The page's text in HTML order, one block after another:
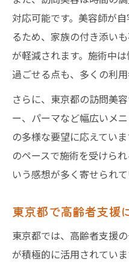
対応可能です。美容師が
るため、家族の付き添い
が軽減されます。施術中
過ごせる点も、多くの利用
さらに、東京都の訪問美
ー、パーマなど幅広いメ
の多様な要望に応えてい
のペースで施術を受けら
いう感想が多く寄せられて
東京都で高齢者支援
東京都では、高齢者支援
が積極的に活用されてい